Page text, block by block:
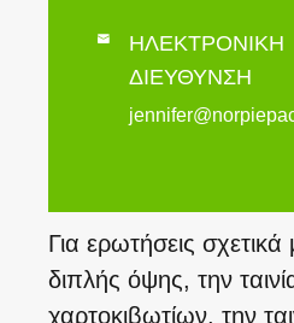

ΗΛΕΚΤΡΟΝΙΚΗ
ΔΙΕΥΘΥΝΣΗ
Για ερωτήσεις σχετικά
διπλής όψης, την
χαρτοκιβωτίων, την